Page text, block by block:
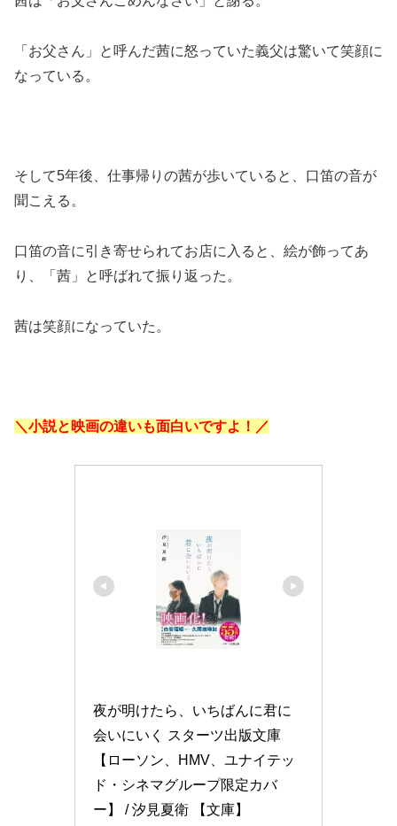
「お父さん」と呼んだ茜に怒っていた義父は驚いて笑顔に
なっている。
そして5年後、仕事帰りの茜が歩いていると、口笛の音が
聞こえる。
口笛の音に引き寄せられてお店に入ると、絵が飾ってあ
り、「茜」と呼ばれて振り返った。
茜は笑顔になっていた。
＼小説と映画の違いも面白いですよ！／
夜が明けたら、いちばんに君に
会いにいく スターツ出版文庫
【ローソン、HMV、ユナイテッ
ド・シネマグループ限定カバ
ー】 / 汐見夏衛 【文庫】